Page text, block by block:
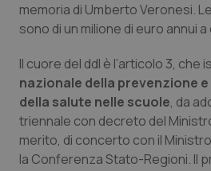
Calabria
Emilia-Romagna
Friuli Venezia Giulia
Asma & BPCO
Colesterolo &
Dermatite Atopica
memoria di Umberto Veronesi.
sono di un milione di euro annui
Il cuore del ddl è l’articolo 3, che
nazionale della prevenzione
della salute nelle scuole, da
triennale con decreto del
merito, di concerto con il
la Conferenza Stato-Regioni. Il